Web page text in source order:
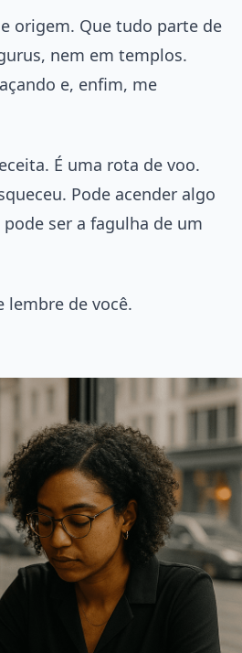
origem. Que tudo parte de
nem em templos.
e, enfim, me
É uma rota de voo.
Pode acender algo
ser a fagulha de um
lembre de você.